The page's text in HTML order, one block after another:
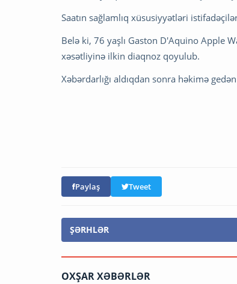
Saatın sağlamlıq xüsusiyyətləri
Belə ki, 76 yaşlı Gaston D'Aquino Apple
xəsətliyinə ilkin diaqnoz qoyulub.
Xəbərdarlığı aldıqdan sonra həkimə
Paylaş Tweet
ŞƏRHLƏR
OXŞAR XƏBƏRLƏR